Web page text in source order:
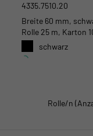
4335.7510.20
Breite 60 mm,
Rolle 25 m, Karton
schwarz
Rolle/n